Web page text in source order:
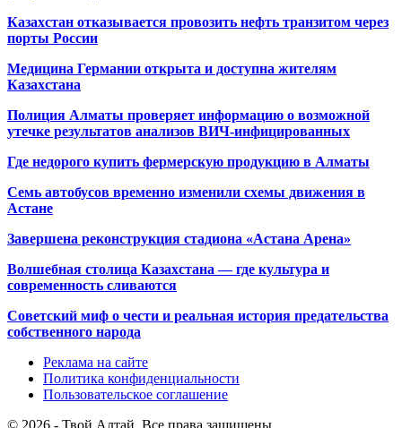
Казахстан отказывается провозить нефть транзитом через
порты России
Медицина Германии открыта и доступна жителям
Казахстана
Полиция Алматы проверяет информацию о возможной
утечке результатов анализов ВИЧ-инфицированных
Где недорого купить фермерскую продукцию в Алматы
Семь автобусов временно изменили схемы движения в
Астане
Завершена реконструкция стадиона «Астана Арена»
Волшебная столица Казахстана — где культура и
современность сливаются
Советский миф о чести и реальная история предательства
собственного народа
Реклама на сайте
Политика конфиденциальности
Пользовательское соглашение
© 2026 - Твой Алтай. Все права защищены.